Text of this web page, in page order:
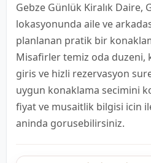
Gebze Günlük Kiralık Daire,
lokasyonunda aile ve
planlanan pratik bir
Misafirler temiz oda duzeni,
giris ve hizli rezervasyon
uygun konaklama secimini
fiyat ve musaitlik bilgisi icin
aninda gorusebilirsiniz.